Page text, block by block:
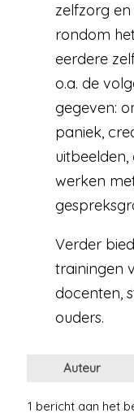
zelfzorg
rondom
eerdere
o.a. de
gegeven:
paniek,
werken
Verder
trainingen
docenten,
ouders.
Auteur
1 bericht aan het